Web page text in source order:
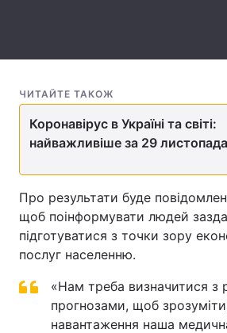
ЧИТАЙТЕ ТАКОЖ
Коронавірус в Україні та світі:
найважливіше за 29 листопада
Про результати буде
щоб поінформувати людей
підготуватися з точки зору
послуг населенню.
«Нам треба визначитися з
прогнозами, щоб
навантаження наша